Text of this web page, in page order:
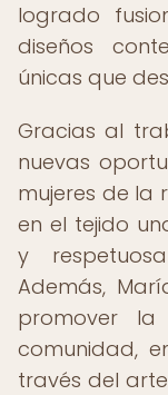
logrado
diseños
únicas que
Gracias al
nuevas
mujeres de la
en el tejido
y
Además,
promover
comunidad,
través del